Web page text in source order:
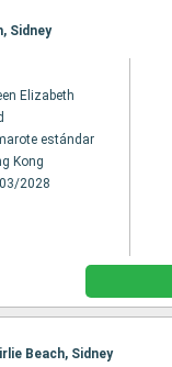
Sidney
Elizabeth
estándar
Kong
2028
Beach, Sidney